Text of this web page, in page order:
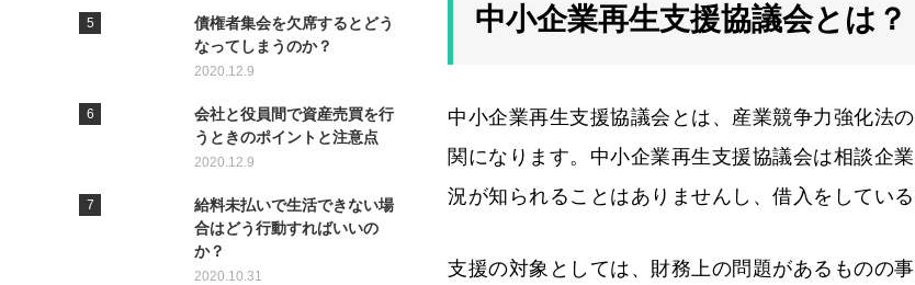
中小企業再生支援協議会とは？
中小企業再生支援協議会とは、産業競争力強化法
関になります。中小企業再生支援協議会は相談企
況が知られることはありませんし、借入をしてい
支援の対象としては、財務上の問題があるものの
債権者集会を欠席するとどう
なってしまうのか？
2020.12.9
会社と役員間で資産売買を行
うときのポイントと注意点
2020.12.9
給料未払いで生活できない場
合はどう行動すればいいの
か？
2020.10.31